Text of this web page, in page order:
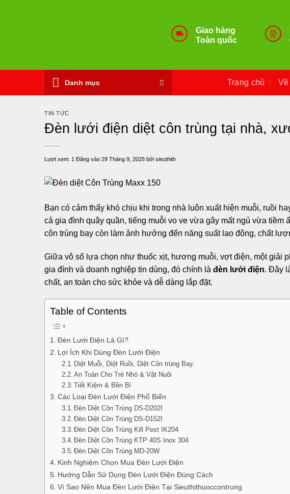
Giao hàng
Toàn quốc
Danh mục Trang chủ Về
TIN TỨC
Đèn lưới điện diệt côn trùng tại nhà,
Lượt xem: 1 Đăng vào 29 Tháng 9, 2025 bởi sieuthith
Bạn có cảm thấy khó chịu khi trong nhà luôn xuất hiện muỗi, ruồi
cả gia đình quây quần, tiếng muỗi vo ve vừa gây mất ngủ vừa
côn trùng bay còn làm ảnh hưởng đến năng suất lao động, chất
Giữa vô số lựa chọn như thuốc xịt, hương muỗi, vợt điện, một giải
gia đình và doanh nghiệp tin dùng, đó chính là đèn lưới điện. Đây
chất, an toàn cho sức khỏe và dễ dàng lắp đặt.
Table of Contents
Đèn Lưới Điện Là Gì?
Lợi Ích Khi Dùng Đèn Lưới Điện
Diệt Muỗi, Diệt Ruồi, Diệt Côn trùng Bay.
An Toàn Cho Trẻ Nhỏ & Vật Nuôi
Tiết Kiệm & Bền Bỉ
Các Loại Đèn Lưới Điện Phổ Biến
Đèn Diệt Côn Trùng DS-D202I
Đèn Diệt Côn Trùng DS-D152I
Đèn Diệt Côn Trùng Kill Pest IK204
Đèn Diệt Côn Trùng KTP 40S Inox 304
Đèn Diệt Côn Trùng MD-20W
Kinh Nghiệm Chọn Mua Đèn Lưới Điện
Hướng Dẫn Sử Dụng Đèn Lưới Điện Đúng Cách
Vì Sao Nên Mua Đèn Lưới Điện Tại Sieuthithuoccontrung